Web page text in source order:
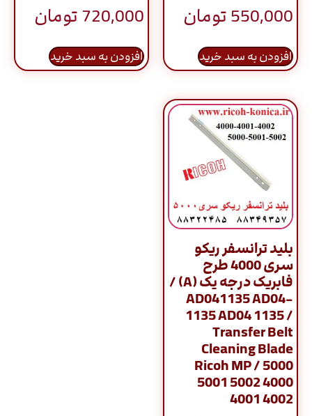
550,000تومان
افزودن به سبد خرید
720,000 تومان
افزودن به سبد خرید
بلید ترانسفر ریکو
سری 4000 طرح
فابریک درجه یک (A) /
AD041135 AD04-
1135 AD04 1135 /
Transfer Belt
Cleaning Blade
Ricoh MP / 5000
5001 5002 4000
4001 4002